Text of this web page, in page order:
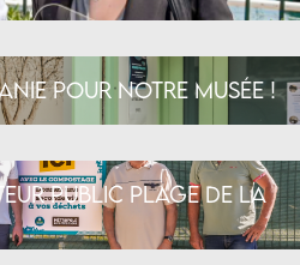
pour notre musée !
public plage de la